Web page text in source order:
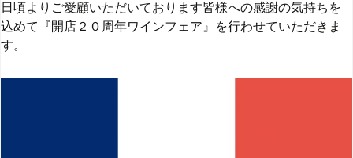
日頃よりご愛顧いただいております皆様への感謝の気持ちを
込めて『開店２０周年ワインフェア』を行わせていただきま
す。